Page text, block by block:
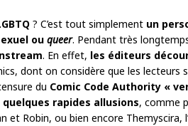
? C’est tout simplement un
ou queer. Pendant très
. En effet, les éditeurs
dont on considère que les
du Comic Code Authority «
quelques rapides allusions, comme
Robin, ou bien encore Themyscira,